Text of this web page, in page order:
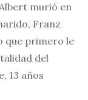
murió en
Franz
que primero le
del
13 años